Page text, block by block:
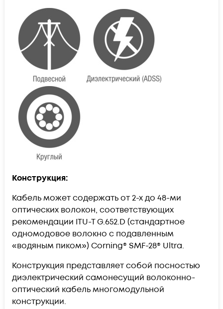
Конструкция:
Кабель может содержать от 2-х до 48-ми
оптических волокон, соответствующих
рекомендации ITU-T G.652.D (стандартное
одномодовое волокно с подавленным
«водяным пиком») Corning® SMF-28® Ultra.
Конструкция представляет собой посностью
диэлектрический самонесущий волоконно-
оптический кабель многомодульной
конструкции.